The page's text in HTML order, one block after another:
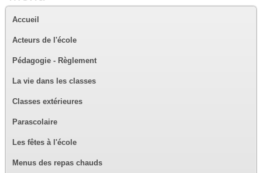
Accueil
Acteurs de l'école
Pédagogie - Règlement
La vie dans les classes
Classes extérieures
Parascolaire
Les fêtes à l'école
Menus des repas chauds